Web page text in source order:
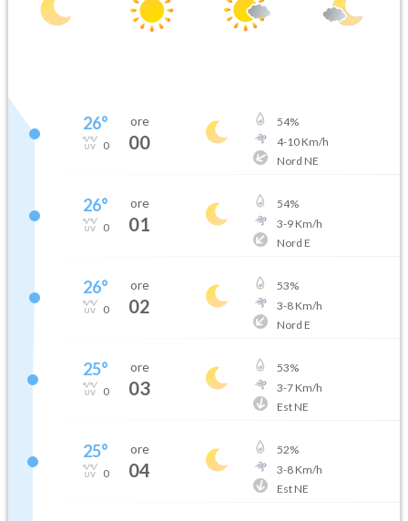
26°
0
ore
00
54%
4-10Km/h
Nord NE
26°
0
ore
01
54%
3-9Km/h
Nord E
26°
0
ore
02
53%
3-8Km/h
Nord E
25°
0
ore
03
53%
3-7Km/h
Est NE
25°
0
ore
04
52%
3-8Km/h
Est NE